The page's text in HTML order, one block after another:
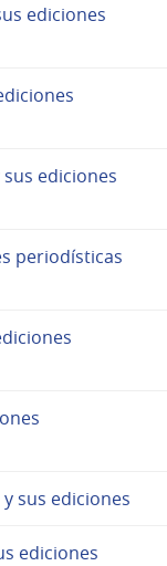
ediciones
sus ediciones
periodísticas
sus ediciones
ediciones